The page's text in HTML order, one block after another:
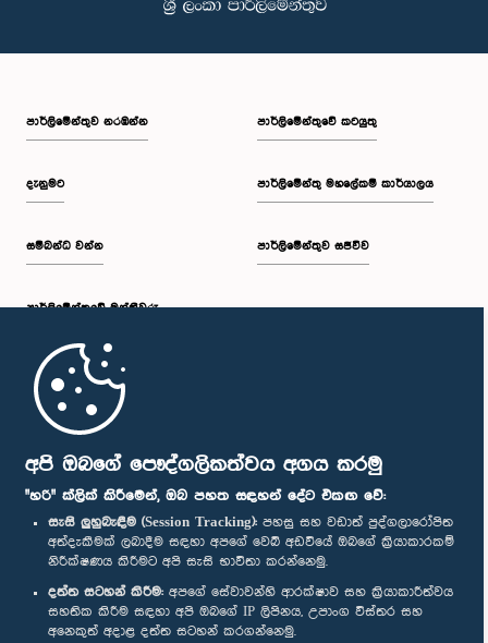
අපි ඔබගේ පෞද්ගලිකත්වය අගය කරමු
"හරි" ක්ලික් කිරීමෙන්, ඔබ පහත සඳහන් දේට එකඟ වේ:
සැසි ලුහුබැඳීම (Session Tracking): පහසු සහ වඩාත් පුද්ගලාරෝපිත
අත්දැකීමක් ලබාදීම සඳහා අපගේ වෙබ් අඩවියේ ඔබගේ ක්‍රියාකාරකම්
නිරීක්ෂණය කිරීමට අපි සැසි භාවිතා කරන්නෙමු.
දත්ත සටහන් කිරීම: අපගේ සේවාවන්හි ආරක්ෂාව සහ ක්‍රියාකාරීත්වය
සහතික කිරීම සඳහා අපි ඔබගේ IP ලිපිනය, උපාංග විස්තර සහ
අනෙකුත් අදාළ දත්ත සටහන් කරගන්නෙමු.
පාර්ලි‌මේන්තුව නරඹන්න
දැනුමට
සම්බන්ධ වන්න
පාර්ලි‌මේන්තුවේ මන්ත්‍රීවරු
මුල් පිටුව
පාර්ලිමේන්තුවේ කටයුතු
පාර්ලිමේන්තු මහලේකම් කාර්යාලය
පාර්ලිමේන්තුව සජීවීව
පාර්ලිමේන්තු ජංගම යෙදුම
අප හා සම්බන්ධ වී සිටින්න :